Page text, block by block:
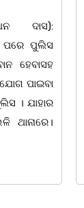
ଦାସ):
ପରେ ପୁଲିସ
ହେବାସହ
ପାଇବା
। ଯାହାର
ଥାନାରେ।